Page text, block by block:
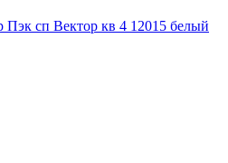
Пэк сп Вектор кв 4 12015 белый